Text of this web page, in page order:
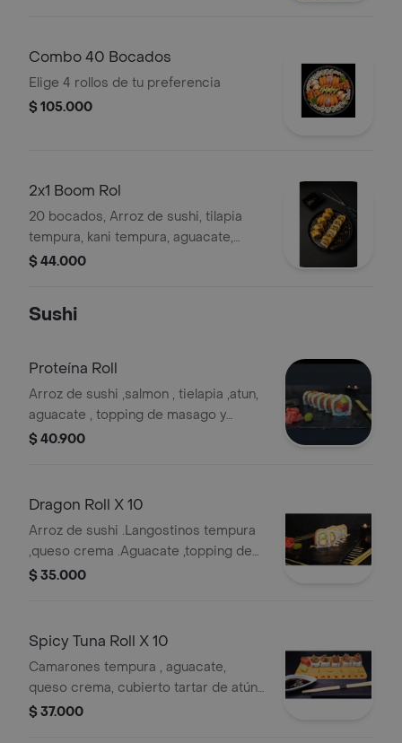
Combo 40 Bocados
Elige 4 rollos de tu preferencia
$ 105.000
2x1 Boom Rol
20 bocados, Arroz de sushi, tilapia
tempura, kani tempura, aguacate,
queso crema, temurizado, salsa
$ 44.000
Sushi
Proteína Roll
Arroz de sushi ,salmon , tielapia ,atun,
aguacate , topping de masago y
ajonjolí .
$ 40.900
Dragon Roll X 10
Arroz de sushi .Langostinos tempura
,queso crema .Aguacate ,topping de
salmon .Mayo siracha y quinua
$ 35.000
Spicy Tuna Roll X 10
Camarones tempura , aguacate,
queso crema, cubierto tartar de atún,
mayo spicy y cebollín .
$ 37.000